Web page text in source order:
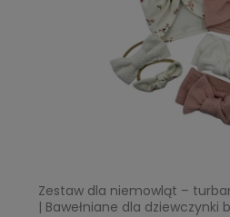
Zestaw dla niemowląt –
| Bawełniane dla dziewczynki